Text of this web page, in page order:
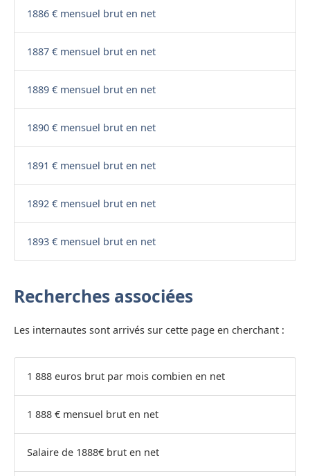
1886 € mensuel brut en net
1887 € mensuel brut en net
1889 € mensuel brut en net
1890 € mensuel brut en net
1891 € mensuel brut en net
1892 € mensuel brut en net
1893 € mensuel brut en net
Recherches associées
Les internautes sont arrivés sur cette page en cherchant :
1 888 euros brut par mois combien en net
1 888 € mensuel brut en net
Salaire de 1888€ brut en net